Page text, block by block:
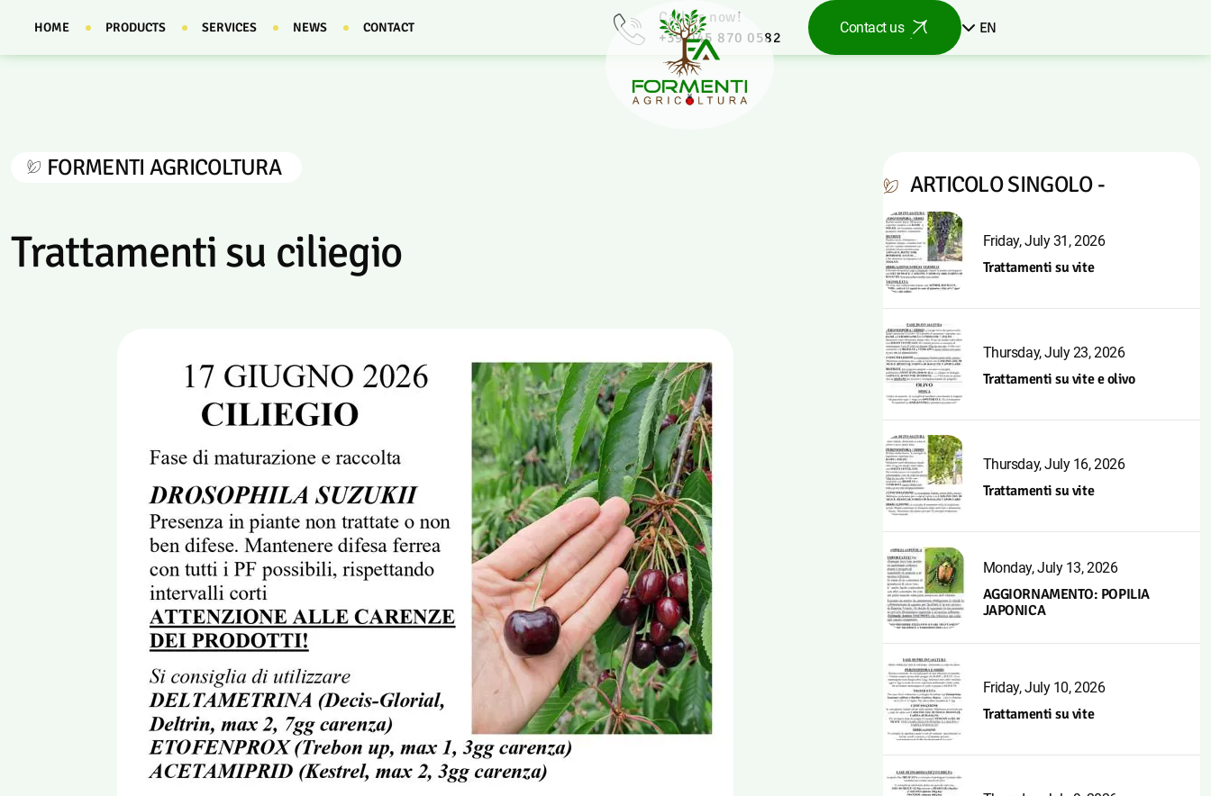
HOME PRODUCTS SERVICES NEWS CONTACT
Call us now!
+39 045 870 0582
Contact us EN
FORMENTI AGRICOLTURA
Trattamenti su ciliegio
ARTICOLO SINGOLO -
Friday, July 31, 2026
Trattamenti su vite
Thursday, July 23, 2026
Trattamenti su vite e olivo
Thursday, July 16, 2026
Trattamenti su vite
Monday, July 13, 2026
AGGIORNAMENTO: POPILIA
JAPONICA
Friday, July 10, 2026
Trattamenti su vite